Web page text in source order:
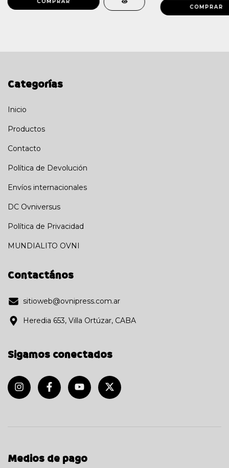
Categorías
Inicio
Productos
Contacto
Política de Devolución
Envíos internacionales
DC Ovniversus
Política de Privacidad
MUNDIALITO OVNI
Contactános
sitioweb@ovnipress.com.ar
Heredia 653, Villa Ortúzar, CABA
Sigamos conectados
Medios de pago